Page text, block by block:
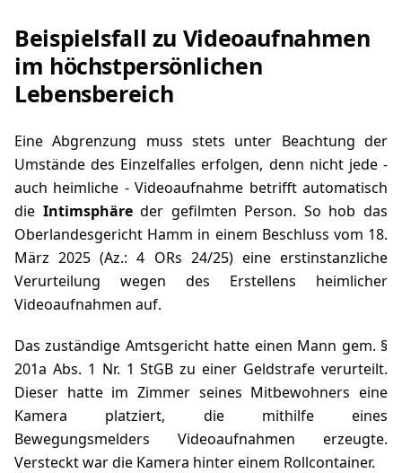
Beispielsfall zu Videoaufnahmen
im höchstpersönlichen
Lebensbereich
Eine Abgrenzung muss stets unter Beachtung der
Umstände des Einzelfalles erfolgen, denn nicht jede -
auch heimliche - Videoaufnahme betrifft automatisch
die Intimsphäreder gefilmten Person. So hob das
Oberlandesgericht Hamm in einem Beschluss vom 18.
März 2025 (Az.: 4 ORs 24/25)eine erstinstanzliche
Verurteilung wegen des Erstellens heimlicher
Videoaufnahmen auf.
Das zuständige Amtsgericht hatte einen Mann gem. §
201a Abs. 1 Nr. 1 StGB zu einer Geldstrafe verurteilt.
Dieser hatte im Zimmer seines Mitbewohners eine
Kamera platziert, die mithilfe eines
Bewegungsmelders Videoaufnahmen erzeugte.
Versteckt war die Kamera hinter einem Rollcontainer.